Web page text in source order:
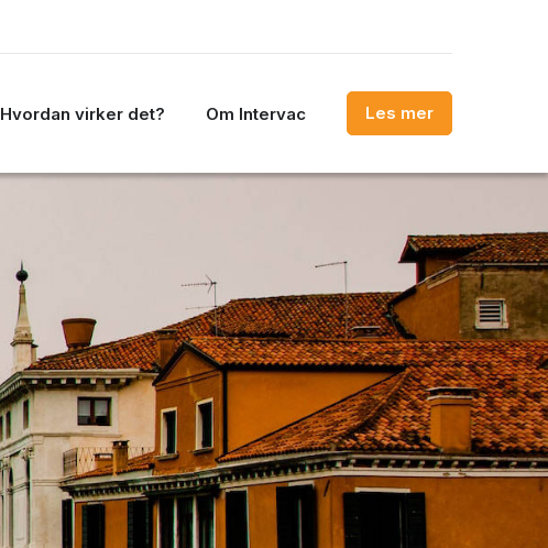
Hvordan virker det? Om Intervac Les mer